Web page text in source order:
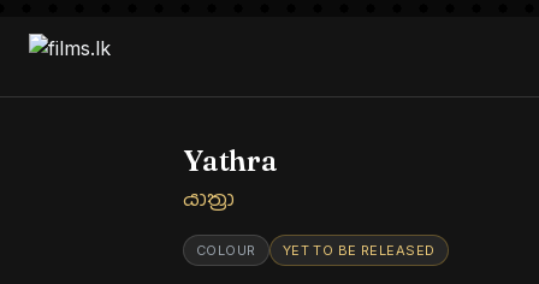
Yathra
යාත්‍රා
COLOUR YET TO BE RELEASED